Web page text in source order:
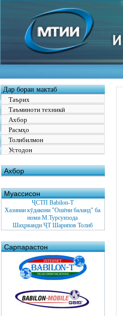
Дар бораи мактаб
Таърих
Таъминоти техникӣ
Ахбор
Расмҳо
Толибилмон
Устодон
Ахбор
Муассисон
ҶСТП Babilon-T
Хазинаи кӯдакони "Ошёни баланд" ба
номи М.Турсунзода
Шаҳрванди ҶТ Шарипов Толиб
Сарпарастон